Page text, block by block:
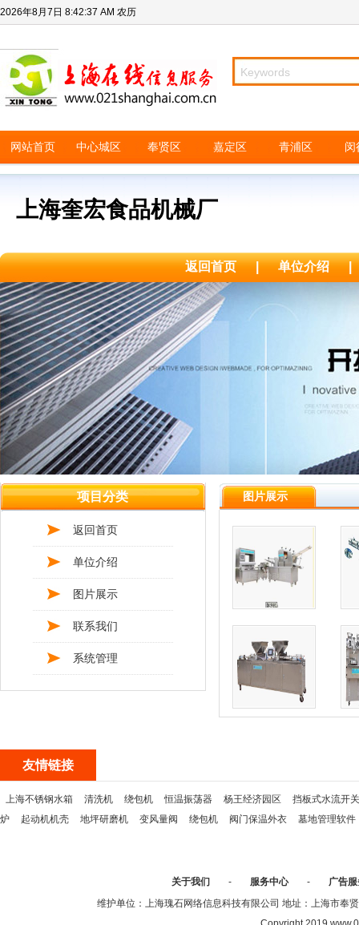
2026年8月7日 8:42:37 AM 农历
网站首页 中心城区 奉贤区 嘉定区 青浦区 闵
上海奎宏食品机械厂
返回首页 | 单位介绍 |
项目分类
返回首页
单位介绍
图片展示
联系我们
系统管理
图片展示
友情链接
上海不锈钢水箱 清洗机 绕包机 恒温振荡器 杨王经济园区
挡板式水流开关
炉
起动机机壳 地坪研磨机 变风量阀 绕包机 阀门保温外衣 墓地管理软件
关于我们 - 服务中心 -
广告
维护单位：上海瑰石网络信息科技有限公司 地址：上海市